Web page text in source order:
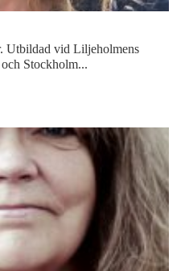
Utbildad vid Liljeholmens
och Stockholm...